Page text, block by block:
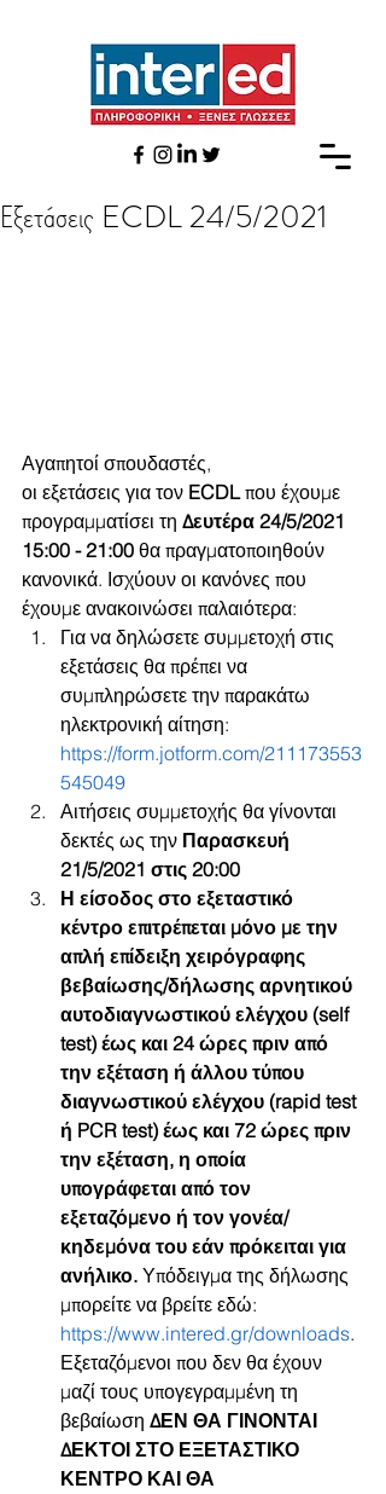
Εξετάσεις ECDL 24/5/2021
Αγαπητοί σπουδαστές,
οι εξετάσεις για τον ECDL που έχουμε
προγραμματίσει τη Δευτέρα 24/5/2021
15:00 - 21:00 θα πραγματοποιηθούν
κανονικά. Ισχύουν οι κανόνες που
έχουμε ανακοινώσει παλαιότερα:
Για να δηλώσετε συμμετοχή στις
εξετάσεις θα πρέπει να
συμπληρώσετε την παρακάτω
ηλεκτρονική αίτηση:
https://form.jotform.com/211173553
545049
Αιτήσεις συμμετοχής θα γίνονται
δεκτές ως την Παρασκευή
21/5/2021 στις 20:00
Η είσοδος στο εξεταστικό
κέντρο επιτρέπεται μόνο με την
απλή επίδειξη χειρόγραφης
βεβαίωσης/δήλωσης αρνητικού
αυτοδιαγνωστικού ελέγχου (self
test) έως και 24 ώρες πριν από
την εξέταση ή άλλου τύπου
διαγνωστικού ελέγχου (rapid test
ή PCR test) έως και 72 ώρες πριν
την εξέταση, η οποία
υπογράφεται από τον
εξεταζόμενο ή τον γονέα/
κηδεμόνα του εάν πρόκειται για
ανήλικο. Υπόδειγμα της δήλωσης
μπορείτε να βρείτε εδώ:
https://www.intered.gr/downloads.
Εξεταζόμενοι που δεν θα έχουν
μαζί τους υπογεγραμμένη τη
βεβαίωση ΔΕΝ ΘΑ ΓΙΝΟΝΤΑΙ
ΔΕΚΤΟΙ ΣΤΟ ΕΞΕΤΑΣΤΙΚΟ
ΚΕΝΤΡΟ ΚΑΙ ΘΑ